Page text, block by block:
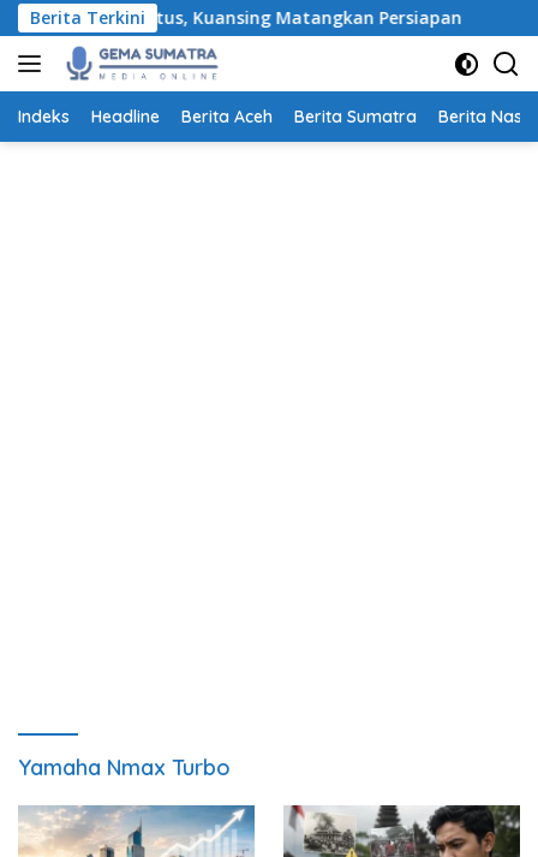
Langsung
ke
konten
Berita Terkini
Agustus, Kuansing Matangkan Persiapan
Indeks Headline Berita Aceh Berita Sumatra Berita
Yamaha Nmax Turbo